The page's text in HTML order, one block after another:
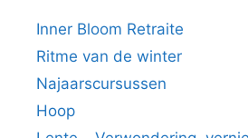
Inner Bloom Retraite
Ritme van de winter
Najaarscursussen
Hoop